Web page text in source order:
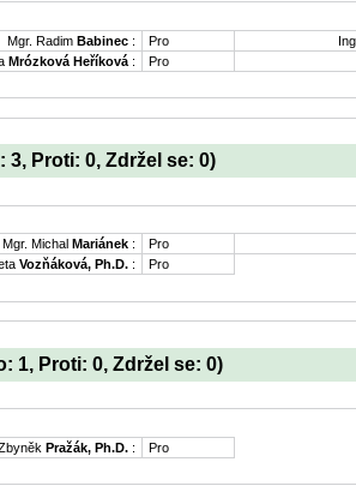
Mgr. Radim Babinec : Pro
Mrózková Heříková : Pro
3, Proti: 0, Zdržel se: 0)
Mgr. Michal Mariánek :
Pro
Vozňáková, Ph.D. : Pro
1, Proti: 0, Zdržel se: 0)
Pražák, Ph.D. : Pro